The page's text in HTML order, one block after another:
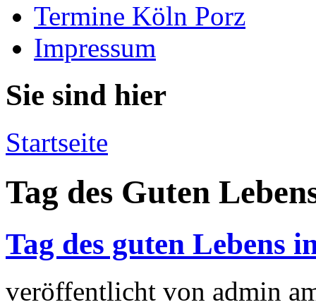
Termine Köln Porz
Impressum
Sie sind hier
Startseite
Tag des Guten
Tag des guten Lebens
veröffentlicht von admin